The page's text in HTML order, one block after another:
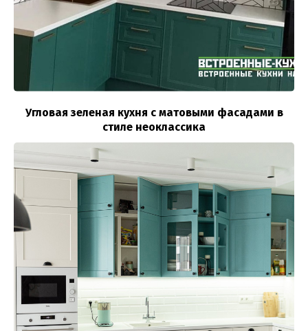
Угловая зеленая кухня с матовыми фасадами в
стиле неоклассика